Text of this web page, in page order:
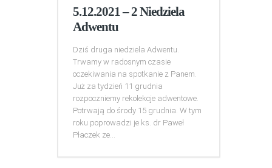
5.12.2021 – 2 Niedziela
Adwentu
Dziś druga niedziela Adwentu.
Trwamy w radosnym czasie
oczekiwania na spotkanie z Panem.
Już za tydzień 11 grudnia
rozpoczniemy rekolekcje adwentowe.
Potrwają do środy 15 grudnia. W tym
roku poprowadzi je ks. dr Paweł
Płaczek ze...